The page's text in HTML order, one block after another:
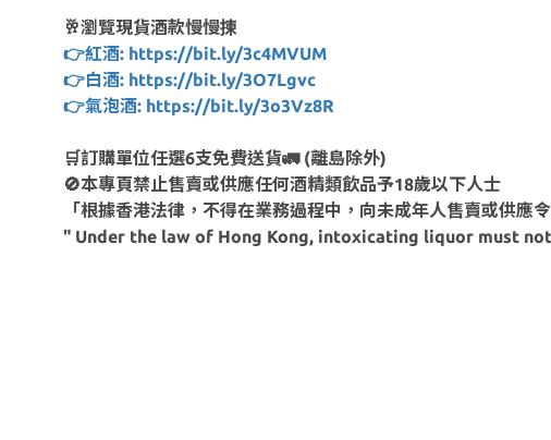
🥂瀏覽現貨酒款慢慢揀
👉紅酒: https://bit.ly/3c4MVUM
👉白酒: https://bit.ly/3O7Lgvc
👉氣泡酒: https://bit.ly/3o3Vz8R
🛒訂購單位任選6支免費送貨🚛 (離島除外)
🚫本專頁禁止售賣或供應任何酒精類飲品予18歲以下人士
「根據香港法律，不得在業務過程中，向未成年人售賣或供應
" Under the law of Hong Kong, intoxicating liquor must